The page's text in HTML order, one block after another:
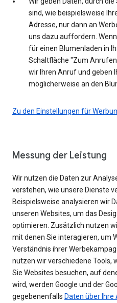
sind, wie beispielsweise
Adresse, nur dann an
uns dazu auffordern.
für einen Blumenladen in
Schaltfläche "Zum
wir Ihren Anruf und geben
möglicherweise an den
Zu den Einstellungen für
Messung der Leistung
Wir nutzen die Daten zur
verstehen, wie unsere Dienste
Beispielsweise analysieren wir
unseren Websites, um das
optimieren. Zusätzlich nutzen
mit denen Sie interagieren, um
Verständnis ihrer
nutzen wir verschiedene Tools,
Sie Websites besuchen, auf
wird, werden Google und der
gegebenenfalls Daten über